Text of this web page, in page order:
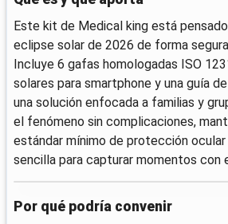
Este kit de Medical king está
eclipse solar de 2026 de forma
Incluye 6 gafas homologadas ISO
solares para smartphone y una guía
una solución enfocada a familias y
el fenómeno sin complicaciones,
estándar mínimo de protección ocular
sencilla para capturar momentos con
Por qué podría convenir